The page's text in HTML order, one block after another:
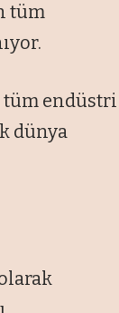
tüm
tüm endüstri
dünya